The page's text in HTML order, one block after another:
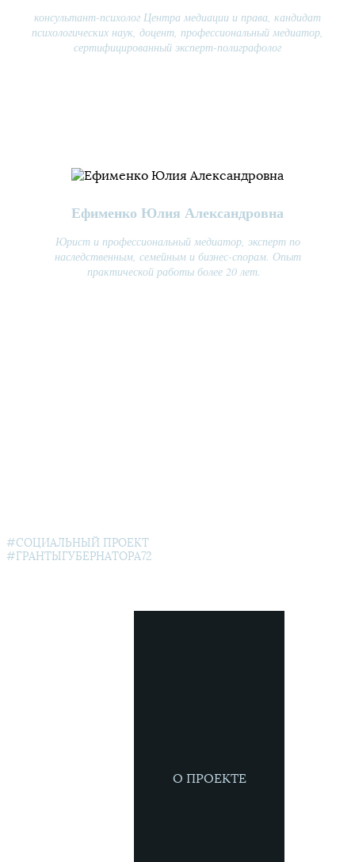
консультант-психолог Центра медиации и права, кандидат
психологических наук, доцент, профессиональный медиатор,
сертифицированный эксперт-полиграфолог
Ефименко Юлия Александровна
Юрист и профессиональный медиатор, эксперт по
наследственным, семейным и бизнес-спорам. Опыт
практической работы более 20 лет.
#СОЦИАЛЬНЫЙ ПРОЕКТ
#ГРАНТЫГУБЕРНАТОРА72
О ПРОЕКТЕ